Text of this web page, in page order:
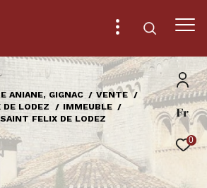
Fr
0
ANIANE, GIGNAC
VENTE
LODEZ
IMMEUBLE
FELIX DE LODEZ
recherche
qui correspond à vos